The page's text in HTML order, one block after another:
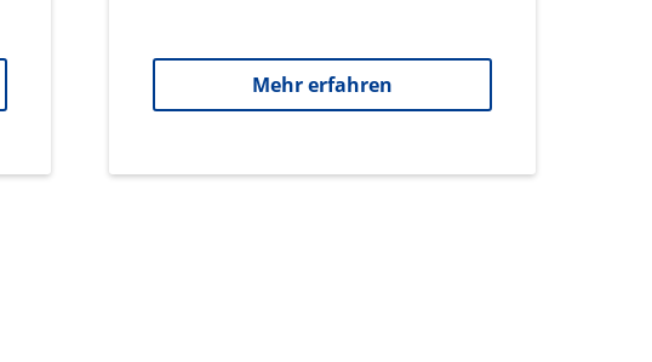
Mehr erfahren